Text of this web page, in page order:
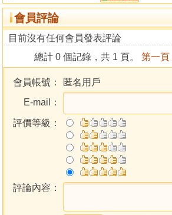
目錄
初六晨朝奏科範
唵噂啼嚤呢噠哩吽口般吒眾蜜咒
雷霆掌教萬像森羅北極紫微玄卿大帝
中天大聖北斗河元宮武曲大 道星君
丹天大聖南斗六司延壽星君南丹紀壽天尊
天京本命元辰星君儲祥定命天尊
中天星主三皇上帝北斗九宸皇上道君
中天大聖北斗二帝九皇道君
玉清聖境元始天尊
工清真境靈寶天尊
會員評論
目前沒有任何會員發表評論
總計 0 個記錄，共 1 頁。 第一頁
會員帳號：
匿名用戶
E-mail：
評價等級：
評論內容：